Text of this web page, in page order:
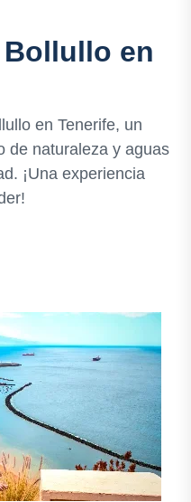
Bollullo en
en Tenerife, un
de naturaleza y aguas
¡Una experiencia